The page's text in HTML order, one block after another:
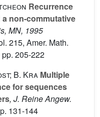
Recurrence
non-commutative
MN, 1995
215, Amer. Math.
205-222
B. Kra Multiple
for sequences
, J. Reine Angew.
131-144